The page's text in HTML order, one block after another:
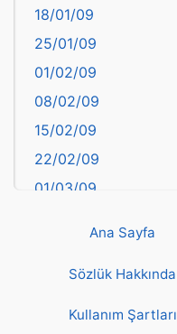
Batman
Bayburt
Bilecik
Bingöl
Bitlis
Bolu
Burdur
Çankırı
Çorum
18/01/09
25/01/09
01/02/09
08/02/09
15/02/09
22/02/09
01/03/09
22/03/09
Ana Sayfa
Sözlük Hakkında
Kullanım Şartları